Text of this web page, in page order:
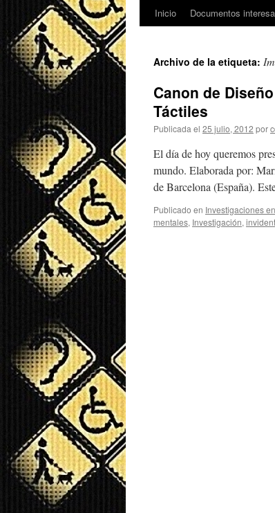
Inicio Documentos
Archivo de la etiqueta:
Canon de
Táctiles
Publicada el 25 julio, 2012 por
El día de hoy queremos
mundo. Elaborada por:
de Barcelona (España).
Publicado en Investigaciones
mentales, Investigación,